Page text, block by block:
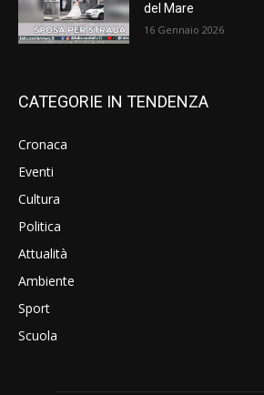
del Mare
16 Gennaio 2026
CATEGORIE IN TENDENZA
Cronaca
Eventi
Cultura
Politica
Attualità
Ambiente
Sport
Scuola